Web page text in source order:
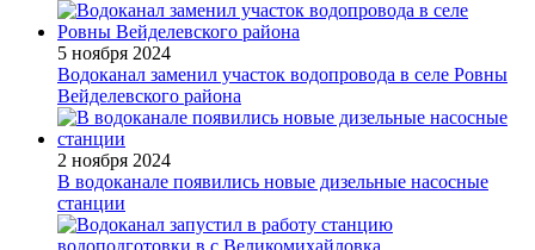
5 ноября 2024
Водоканал заменил участок водопровода в селе Ровны
Вейделевского района
2 ноября 2024
В водоканале появились новые дизельные насосные
станции